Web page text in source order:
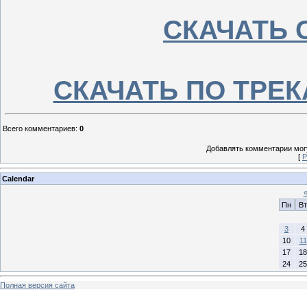
СКАЧАТЬ
СКАЧАТЬ ПО
Всего комментариев: 0
Добавлять комментарии
[
Calendar
«
Пн
Вт
3
4
10
11
17
18
24
25
Полная версия сайта